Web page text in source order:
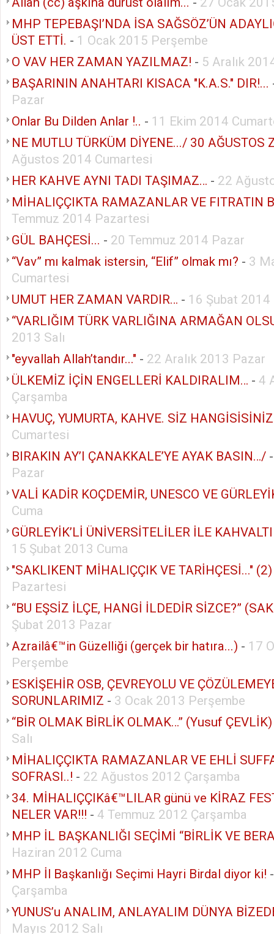
MHP TEPEBAŞI’NDA İSA SAĞSÖZ’ÜN
ÜST ETTİ. - 1 Ocak 2015 Perşembe
O VAV HER ZAMAN YAZILMAZ! - 5 Aralık
BAŞARININ ANAHTARI KISACA "K.A.S." DIR!...
Pazar
Onlar Bu Dilden Anlar !.. - 11 Ekim 2014
NE MUTLU TÜRKÜM DİYENE.../ 30 AĞUSTOS
Ağustos 2014 Cumartesi
HER KAHVE AYNI TADI TAŞIMAZ… - 22
MİHALIÇÇIKTA RAMAZANLAR VE FITRATIN
Temmuz 2014 Pazartesi
GÜL BAHÇESİ... - 20 Temmuz 2014 Pazar
“Vav” mı kalmak istersin, “Elif” olmak mı? - 3
Cumartesi
UMUT HER ZAMAN VARDIR… - 16 Şubat 2014
“VARLIĞIM TÜRK VARLIĞINA ARMAĞAN
2013 Salı
"eyvallah Allah’tandır..." - 22 Aralık 2013 Pazar
ÜLKEMİZ İÇİN ENGELLERİ KALDIRALIM… - 4
Çarşamba
HAVUÇ, YUMURTA, KAHVE. SİZ
Cumartesi
BIRAKIN AY’I ÇANAKKALE’YE AYAK BASIN…/
Pazar
VALİ KADİR KOÇDEMİR, UNESCO VE
Cuma
GÜRLEYİK’Lİ ÜNİVERSİTELİLER İLE
15 Şubat 2013 Cuma
"SAKLIKENT MİHALIÇÇIK VE TARİHÇESİ..." (2)
Pazartesi
“BU EŞSİZ İLÇE, HANGİ İLDEDİR SİZCE?”
Şubat 2013 Pazar
Azrailâ€™in Güzelliği (gerçek bir hatıra...) - 17
Perşembe
ESKİŞEHİR OSB, ÇEVREYOLU VE
SORUNLARIMIZ - 3 Ocak 2013 Perşembe
“BİR OLMAK BİRLİK OLMAK…” (Yusuf ÇEVLİK)
Salı
MİHALIÇÇIKTA RAMAZANLAR VE EHLİ
SOFRASI..! - 22 Ağustos 2012 Çarşamba
34. MİHALIÇÇIKâ€™LILAR günü ve KİRAZ
NELER VAR!!! - 4 Temmuz 2012 Çarşamba
MHP İL BAŞKANLIĞI SEÇİMİ “BİRLİK VE
Haziran 2012 Cuma
MHP İl Başkanlığı Seçimi Hayri Birdal diyor ki!
Çarşamba
YUNUS’u ANALIM, ANLAYALIM DÜNYA
Mayıs 2012 Salı